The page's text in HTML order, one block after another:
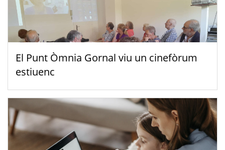
El Punt Òmnia Gornal viu un cinefòrum
estiuenc